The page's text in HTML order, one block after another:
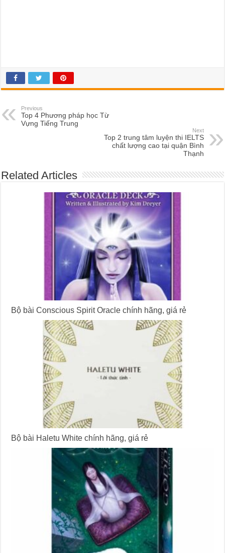
Previous
Top 4 Phương pháp học Từ
Vựng Tiếng Trung
Next
Top 2 trung tâm luyện thi IELTS
chất lượng cao tại quận Bình
Thạnh
Related Articles
Bộ bài Conscious Spirit Oracle chính hãng, giá rẻ
Bộ bài Haletu White chính hãng, giá rẻ